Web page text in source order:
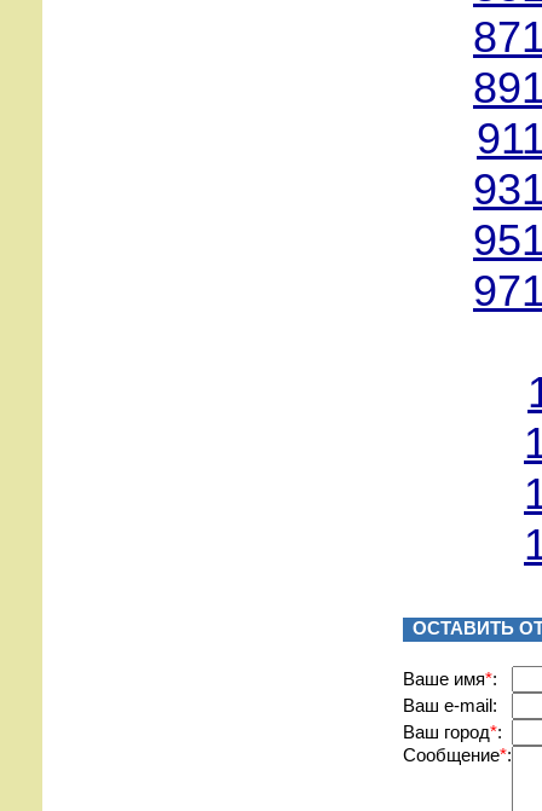
ОСТАВИТЬ
Вашe имя*:
Ваш e-mail:
Ваш город*:
Сообщение*: